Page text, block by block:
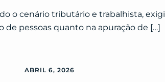
o cenário tributário e trabalhista,
de pessoas quanto na apuração de […]
ABRIL 6, 2026